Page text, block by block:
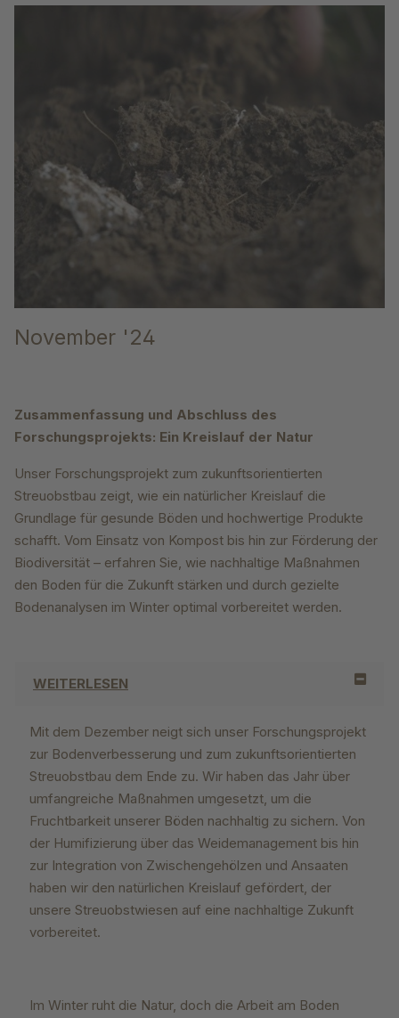
November '24
Zusammenfassung und Abschluss des
Forschungsprojekts: Ein Kreislauf der Natur
Unser Forschungsprojekt zum zukunftsorientierten
Streuobstbau zeigt, wie ein natürlicher Kreislauf die
Grundlage für gesunde Böden und hochwertige Produkte
schafft. Vom Einsatz von Kompost bis hin zur Förderung der
Biodiversität – erfahren Sie, wie nachhaltige Maßnahmen
den Boden für die Zukunft stärken und durch gezielte
Bodenanalysen im Winter optimal vorbereitet werden.
WEITERLESEN
Mit dem Dezember neigt sich unser Forschungsprojekt
zur Bodenverbesserung und zum zukunftsorientierten
Streuobstbau dem Ende zu. Wir haben das Jahr über
umfangreiche Maßnahmen umgesetzt, um die
Fruchtbarkeit unserer Böden nachhaltig zu sichern. Von
der Humifizierung über das Weidemanagement bis hin
zur Integration von Zwischengehölzen und Ansaaten
haben wir den natürlichen Kreislauf gefördert, der
unsere Streuobstwiesen auf eine nachhaltige Zukunft
vorbereitet.
Im Winter ruht die Natur, doch die Arbeit am Boden